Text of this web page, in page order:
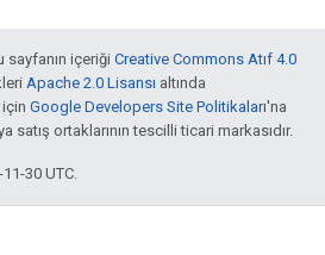
içeriği Creative Commons Atıf 4.0
Apache 2.0 Lisansı altında
için Google Developers Site Politikaları'na
satış ortaklarının tescilli ticari markasıdır.
30 UTC.